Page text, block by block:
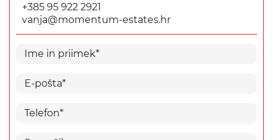
+385 95 922 2921
vanja@momentum-estates.hr